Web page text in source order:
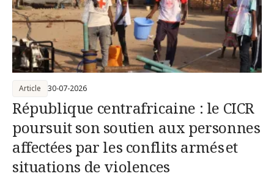
République centrafricaine : le CICR
poursuit son soutien aux personnes
affectées par les conflits armés et
situations de violences
Article 30-07-2026